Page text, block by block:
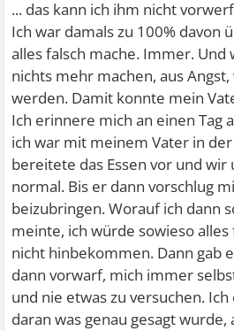
... das kann ich ihm nicht
Ich war damals zu 100% davon
alles falsch mache. Immer.
nichts mehr machen, aus
werden. Damit konnte mein
Ich erinnere mich an einen Tag
ich war mit meinem Vater in
bereitete das Essen vor und
normal. Bis er dann vorschlug
beizubringen. Worauf ich dann
meinte, ich würde sowieso
nicht hinbekommen. Dann gab
dann vorwarf, mich immer
und nie etwas zu versuchen.
daran was genau gesagt